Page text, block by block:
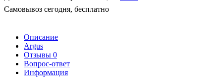
Самовывоз сегодня, бесплатно
Описание
Argus
Отзывы 0
Вопрос-ответ
Информация